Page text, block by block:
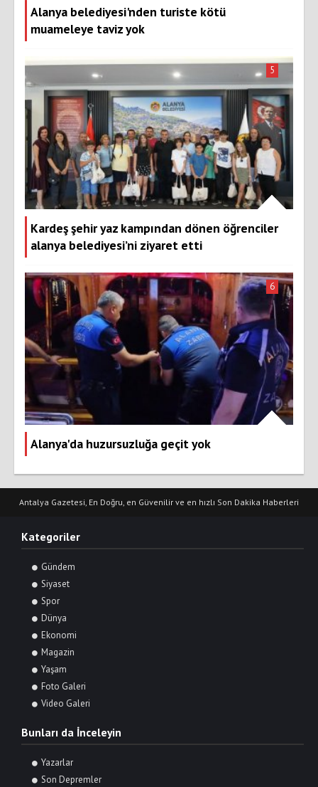
Alanya belediyesi'nden turiste kötü
muameleye taviz yok
Kardeş şehir yaz kampından dönen öğrenciler
alanya belediyesi’ni ziyaret etti
5
Alanya'da huzursuzluğa geçit yok
6
Antalya Gazetesi, En Doğru, en Güvenilir ve en hızlı Son Dakika Haberleri
Kategoriler
Gündem
Siyaset
Spor
Dünya
Ekonomi
Magazin
Yaşam
Foto Galeri
Video Galeri
Bunları da İnceleyin
Yazarlar
Son Depremler